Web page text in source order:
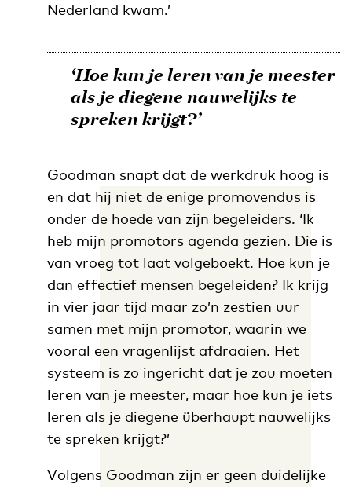
Nederland kwam.’
‘Hoe kun je leren van je meester
als je diegene nauwelijks te
spreken krijgt?’
Goodman snapt dat de werkdruk hoog is
en dat hij niet de enige promovendus is
onder de hoede van zijn begeleiders. ‘Ik
heb mijn promotors agenda gezien. Die is
van vroeg tot laat volgeboekt. Hoe kun je
dan effectief mensen begeleiden? Ik krijg
in vier jaar tijd maar zo’n zestien uur
samen met mijn promotor, waarin we
vooral een vragenlijst afdraaien. Het
systeem is zo ingericht dat je zou moeten
leren van je meester, maar hoe kun je iets
leren als je diegene überhaupt nauwelijks
te spreken krijgt?’
Volgens Goodman zijn er geen duidelijke